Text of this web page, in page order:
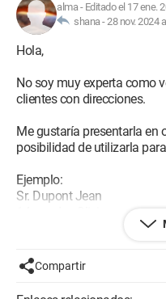
alma- Editado el 17 ene.
shana -28 nov. 2024
Hola,
No soy muy experta como
clientes con direcciones.
Me gustaría presentarla en
posibilidad de utilizarla
Ejemplo:
Sr. Dupont Jean
Hasta ahora, en Excel,
direcciones en una tabla...
molesta, el título "Sr. o Sra."
Compartir